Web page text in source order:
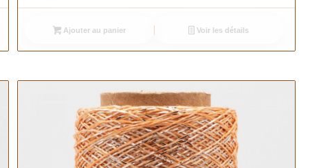
Ajouter au panier Voir les détails